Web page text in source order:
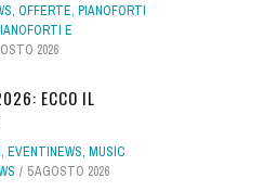
, OFFERTE, PIANOFORTI
E
2026
ECCO IL
, EVENTINEWS, MUSIC
5 AGOSTO 2026